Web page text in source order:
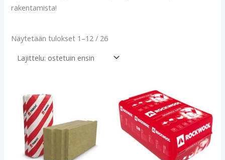
rakentamista!
Näytetään tulokset 1–12 / 26